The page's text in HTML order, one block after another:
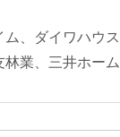
、ダイワハウ
業、三井ホー